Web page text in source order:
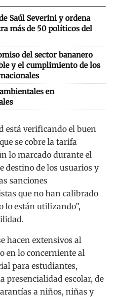
Saúl Severini y ordena
más de 50 políticos del
del sector bananero
y el cumplimiento de los
en
está verificando el buen
se cobre la tarifa
lo marcado durante el
destino de los usuarios y
sanciones
que no han calibrado
lo están utilizando”,
hacen extensivos al
en lo concerniente al
para estudiantes,
presencialidad escolar, de
a niños, niñas y